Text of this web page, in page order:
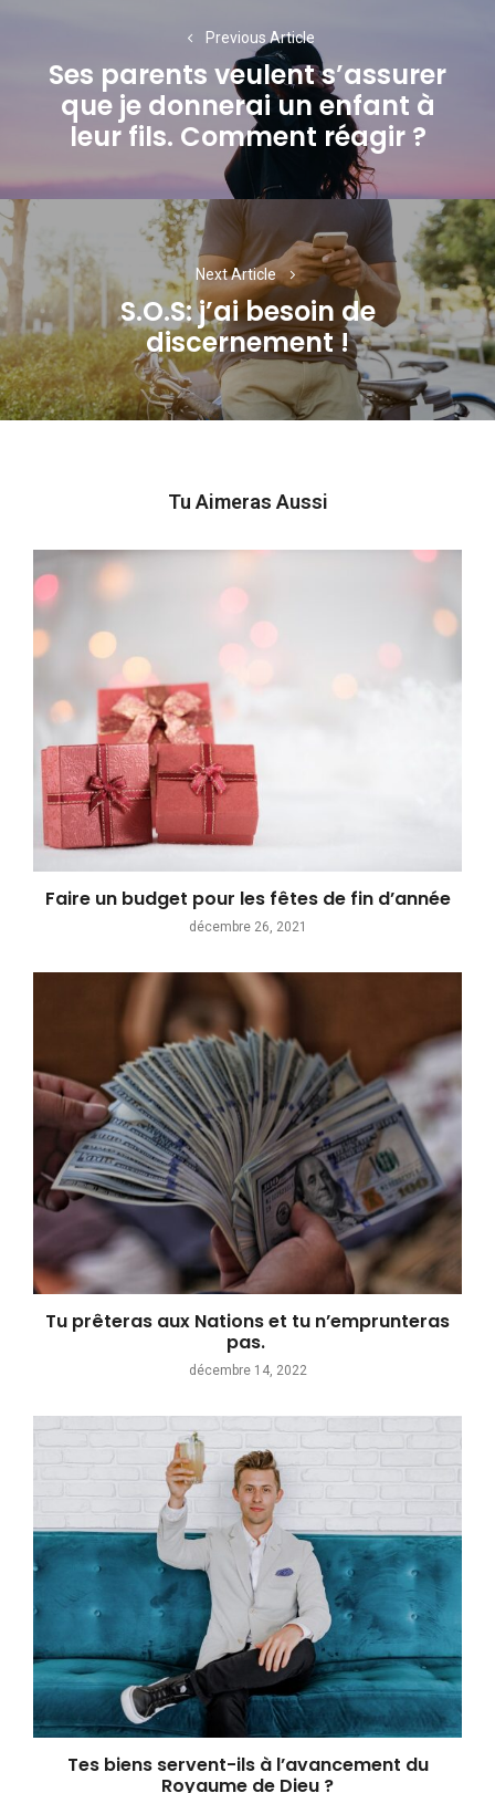
l’article
Previous Article
Previous
post:
Ses parents veulent s’assurer
que je donnerai un enfant à
leur fils. Comment réagir ?
Next Article
Next
post:
S.O.S: j’ai besoin de
discernement !
Tu Aimeras Aussi
Faire un budget pour les fêtes de fin d’année
décembre 26, 2021
Tu prêteras aux Nations et tu n’emprunteras
pas.
décembre 14, 2022
Tes biens servent-ils à l’avancement du
Royaume de Dieu ?